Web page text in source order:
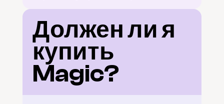
Должен ли я
купить
Magic?